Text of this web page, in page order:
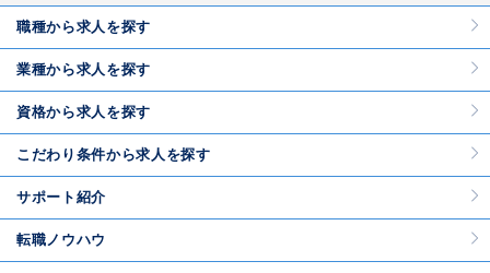
職種から求人を探す
業種から求人を探す
資格から求人を探す
こだわり条件から求人を探す
サポート紹介
転職ノウハウ